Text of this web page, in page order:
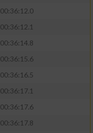
00:36:12.0
00:36:12.1
00:36:14.8
00:36:15.6
00:36:16.5
00:36:17.1
00:36:17.6
00:36:17.8